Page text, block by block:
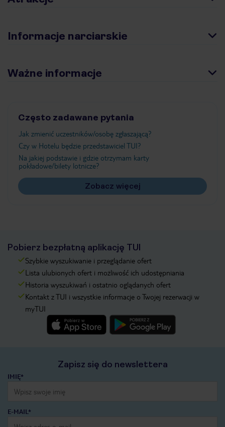
Informacje narciarskie
Ważne informacje
Często zadawane pytania
Jak zmienić uczestników/osobę zgłaszającą?
Czy w Hotelu będzie przedstawiciel TUI?
Na jakiej podstawie i gdzie otrzymam karty
pokładowe/bilety lotnicze?
Zobacz więcej
Pobierz bezpłatną aplikację TUI
Szybkie wyszukiwanie i przeglądanie ofert
Lista ulubionych ofert i możliwość ich udostępniania
Historia wyszukiwań i ostatnio oglądanych ofert
Kontakt z TUI i wszystkie informacje o Twojej rezerwacji w
myTUI
Zapisz się do newslettera
IMIĘ*
E-MAIL*